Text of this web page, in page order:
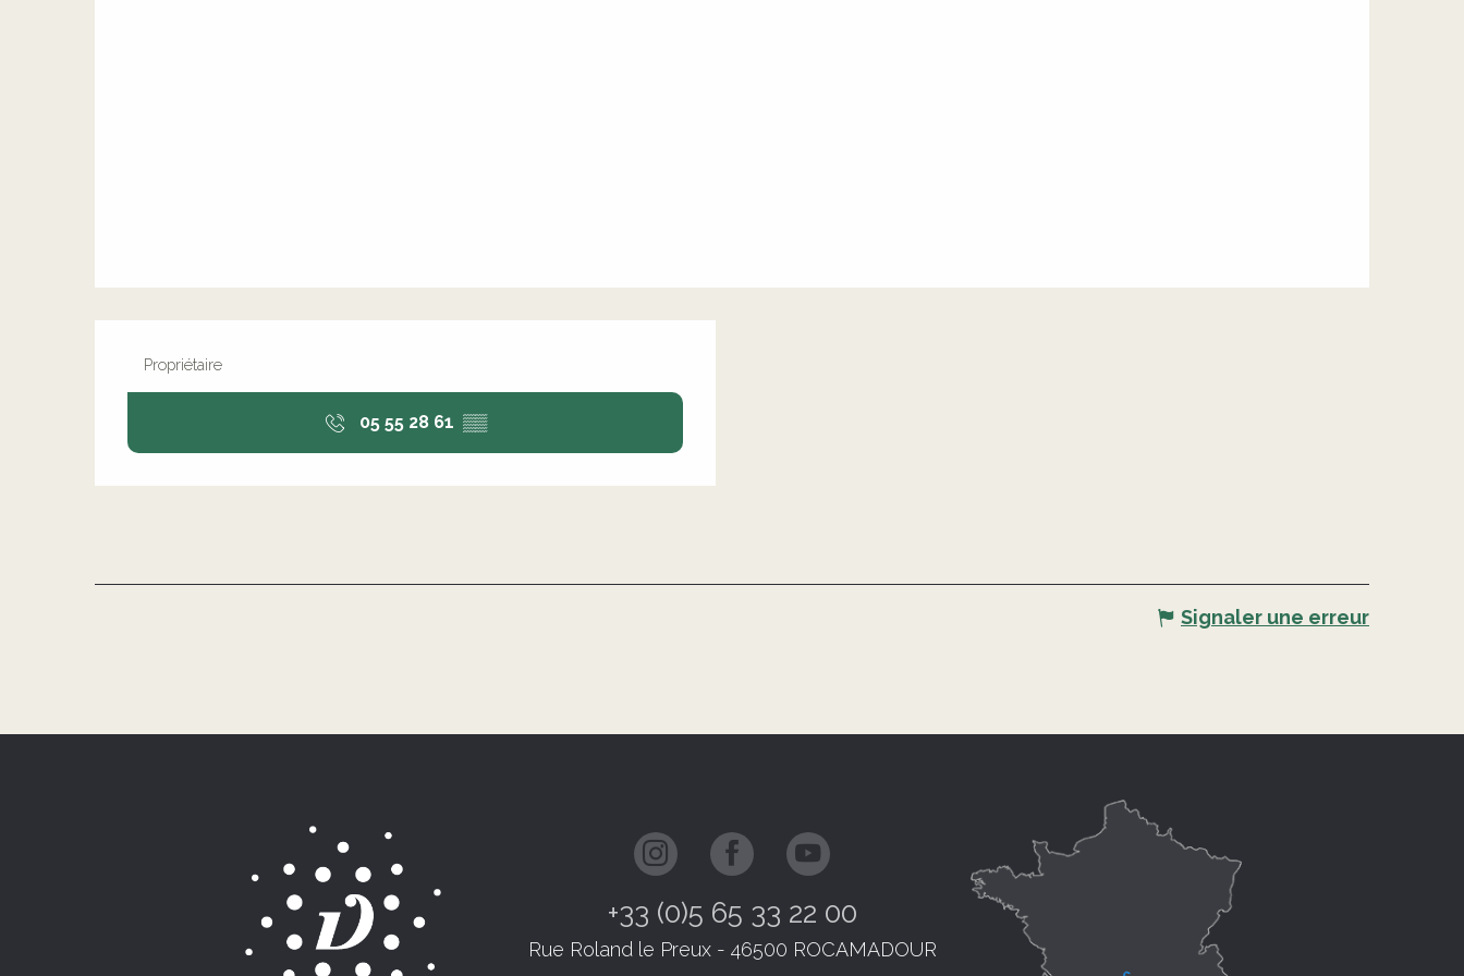
Propriétaire
05 55 28 61 ▒▒
Signaler une erreur
+33 (0)5 65 33 22 00
Rue Roland le Preux - 46500 ROCAMADOUR